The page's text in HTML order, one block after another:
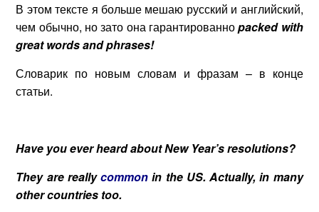
В этом тексте я больше мешаю русский и английский,
чем обычно, но зато она гарантированноpacked with
great words and phrases!
Словарик по новым словам и фразам – в конце
статьи.
Have you ever heard about New Year’s resolutions?
They are reallycommon in the US. Actually, in many
other countries too.